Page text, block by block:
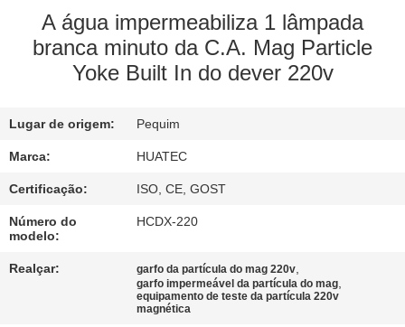
FÁBRICA
CONTROLE
QUALIDADE
CONTACTE-
NOS
PEÇA
A água impermeabiliza 1 lâmpada
branca minuto da C.A. Mag Particle
Yoke Built In do dever 220v
Lugar de origem: Pequim
Marca: HUATEC
Certificação: ISO, CE, GOST
Número do
modelo:
HCDX-220
Realçar: garfo da partícula do mag 220v,
garfo impermeável da partícula do mag,
equipamento de teste da partícula 220v
magnética